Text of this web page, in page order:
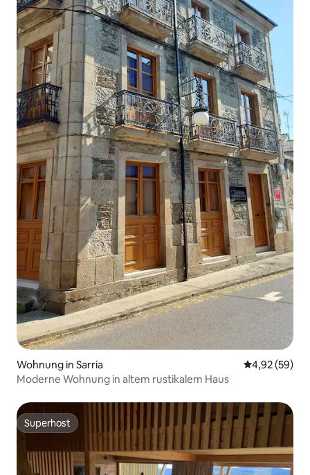
Wohnung in Sarria
4,92 (59)
Moderne Wohnung in altem rustikalem Haus
Superhost
Superhost